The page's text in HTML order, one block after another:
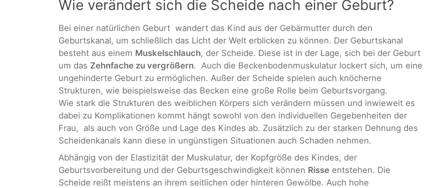
Wie verändert sich die Scheide nach einer Geburt?
Bei einer natürlichen Geburt wandert das Kind aus der Gebärmutter durch den
Geburtskanal, um schließlich das Licht der Welt erblicken zu können. Der Geburtskanal
besteht aus einem Muskelschlauch, der Scheide. Diese ist in der Lage, sich bei der Geburt
um das Zehnfache zu vergrößern. Auch die Beckenbodenmuskulatur lockert sich, um eine
ungehinderte Geburt zu ermöglichen. Außer der Scheide spielen auch knöcherne
Strukturen, wie beispielsweise das Becken eine große Rolle beim Geburtsvorgang.
Wie stark die Strukturen des weiblichen Körpers sich verändern müssen und inwieweit es
dabei zu Komplikationen kommt hängt sowohl von den individuellen Gegebenheiten der
Frau, als auch von Größe und Lage des Kindes ab. Zusätzlich zu der starken Dehnung des
Scheidenkanals kann diese in ungünstigen Situationen auch Schaden nehmen.
Abhängig von der Elastizität der Muskulatur, der Kopfgröße des Kindes, der
Geburtsvorbereitung und der Geburtsgeschwindigkeit können Risse entstehen. Die
Scheide reißt meistens an ihrem seitlichen oder hinteren Gewölbe. Auch hohe